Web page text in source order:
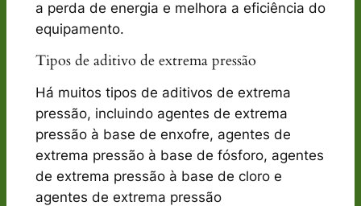
a perda de energia e melhora a eficiência do
equipamento.
Tipos de aditivo de extrema pressão
Há muitos tipos de aditivos de extrema
pressão, incluindo agentes de extrema
pressão à base de enxofre, agentes de
extrema pressão à base de fósforo, agentes
de extrema pressão à base de cloro e
agentes de extrema pressão